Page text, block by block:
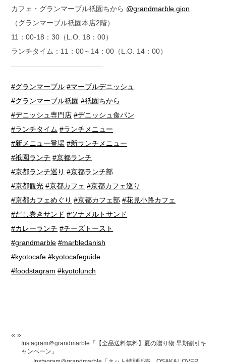
カフェ・グランマーブル祇園ちから @grandmarble.gion
（グランマーブル祇園本店2階）
11：00-18：30（L.O. 18：00）
ランチタイム：11：00～14：00（L.O. 14：00）
—————————————
#グランマーブル #マーブルデニッシュ
#グランマーブル祇園 #祇園ちから
#デニッシュ専門店 #デニッシュ食パン
#ランチタイム #ランチメニュー
#新メニュー登場 #新ランチメニュー
#祇園ランチ #京都ランチ
#京都ランチ巡り #京都ランチ部
#京都観光 #京都カフェ #京都カフェ巡り
#京都カフェめぐり #京都カフェ部 #花見小路カフェ
#だし巻きサンド #ツナメルトサンド
#カレーランチ #チーズトースト
#grandmarble #marbledanish
#kyotocafe #kyotocafeguide
#foodstagram #kyotolunch
«
Instagram＠grandmarble「【全品送料無料】夏の贈り物 早期割引キ
ャンペーン」
»